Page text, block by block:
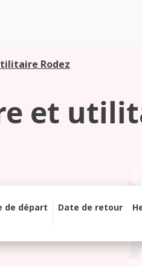
Rodez
et
de départ Date de retour